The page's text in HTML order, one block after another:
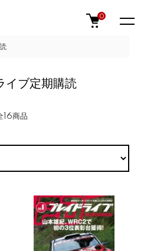
0
イブ定期購読
16商品